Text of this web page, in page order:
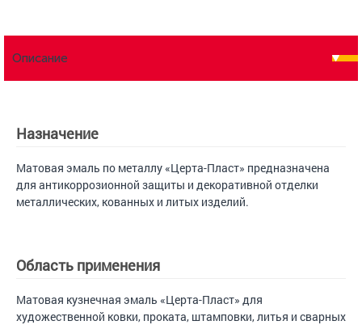
Описание
Назначение
Матовая эмаль по металлу «Церта-Пласт» предназначена
для антикоррозионной защиты и декоративной отделки
металлических, кованных и литых изделий.
Область применения
Матовая кузнечная эмаль «Церта-Пласт» для
художественной ковки, проката, штамповки, литья и сварных